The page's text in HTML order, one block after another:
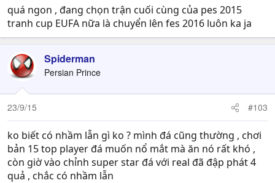
quá ngon , đang chọn trận cuối cùng của pes 2015
tranh cup EUFA nữa là chuyển lên fes 2016 luôn ka ja
Spiderman
Persian Prince
23/9/15 #103
ko biết có nhầm lẫn gì ko ? mình đá cũng thường , chơi
bản 15 top player đá muốn nổ mắt mà ăn nó rất khó ,
còn giờ vào chỉnh super star đá với real đã đập phát 4
quả , chắc có nhầm lẫn